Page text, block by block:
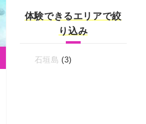
体験できるエリアで絞
り込み
石垣島 (3)